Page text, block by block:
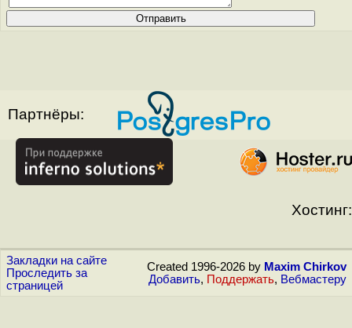
Партнёры:
Хостинг:
Закладки на сайте
Проследить за
страницей
Created 1996-2026 by Maxim Chirkov
Добавить, Поддержать, Вебмастеру